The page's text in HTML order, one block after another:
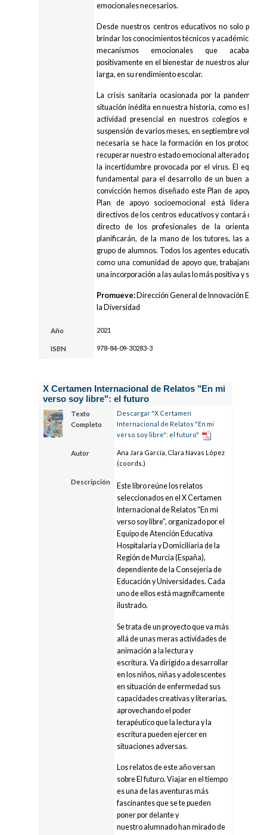
emocionales necesarios.
Desde nuestros centros educativos no solo
brindar los conocimientos técnicos y académicos,
mecanismos emocionales que acabarán
positivamente en el bienestar de nuestros alumnos
larga, en su rendimiento escolar.
La crisis sanitaria ocasionada por la pandemia
situación inédita en nuestra historia, como es la
actividad presencial en nuestros colegios e
suspensión de varios meses, en septiembre
necesaria se hace la formación en los protocolos
recuperar nuestro estado emocional alterado por
la incertidumbre provocada por el virus. El
fundamental para el desarrollo de un buen
convicción hemos diseñado este Plan de apoyo
Plan de apoyo socioemocional está liderado
directivos de los centros educativos y contará con
directo de los profesionales de la orientación
planificarán, de la mano de los tutores, las
grupo de alumnos. Todos los agentes educativos
como una comunidad de apoyo que, trabajando al
una incorporación a las aulas lo más positiva y
Promueve: Dirección General de Innovación
la Diversidad
Año 2021
ISBN 978-84-09-30283-3
X Certamen Internacional de Relatos "En mi
verso soy libre": el futuro
Texto
Completo
Descargar "X Certamen
Internacional de Relatos "En mi
verso soy libre": el futuro"
Autor
Ana Jara García, Clara Navas López
(coords.)
Descripción
Este libro reúne los relatos
seleccionados en el X Certamen
Internacional de Relatos “En mi
verso soy libre”, organizado por el
Equipo de Atención Educativa
Hospitalaria y Domiciliaria de la
Región de Murcia (España),
dependiente de la Consejería de
Educación y Universidades. Cada
uno de ellos está magnífcamente
ilustrado.
Se trata de un proyecto que va más
allá de unas meras actividades de
animación a la lectura y
escritura. Va dirigido a desarrollar
en los niños, niñas y adolescentes
en situación de enfermedad sus
capacidades creativas y literarias,
aprovechando el poder
terapéutico que la lectura y la
escritura pueden ejercer en
situaciones adversas.
Los relatos de este año versan
sobre El futuro. Viajar en el tiempo
es una de las aventuras más
fascinantes que se te pueden
poner por delante y
nuestro alumnado han mirado de